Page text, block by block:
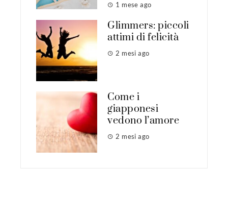
1 mese ago
Glimmers: piccoli
attimi di felicità
2 mesi ago
Come i
giapponesi
vedono l’amore
2 mesi ago